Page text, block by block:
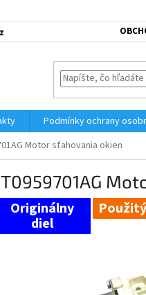
Podmínky ochrany
Motor sťahovania okien